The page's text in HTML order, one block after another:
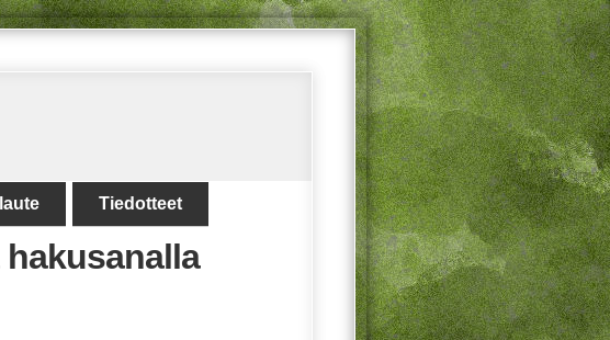
Tiedotteet